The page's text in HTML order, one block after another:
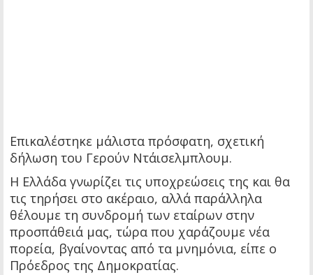
Επικαλέστηκε μάλιστα πρόσφατη, σχετική
δήλωση του Γερούν Ντάισελμπλουμ.
Η Ελλάδα γνωρίζει τις υποχρεώσεις της και θα
τις τηρήσει στο ακέραιο, αλλά παράλληλα
θέλουμε τη συνδρομή των εταίρων στην
προσπάθειά μας, τώρα που χαράζουμε νέα
πορεία, βγαίνοντας από τα μνημόνια, είπε ο
Πρόεδρος της Δημοκρατίας.